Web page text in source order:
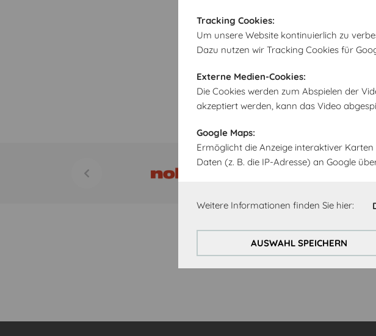
Tracking Cookies:
Um unsere Website kontinuierlich zu
Dazu nutzen wir Tracking Cookies für
Externe Medien-Cookies:
Die Cookies werden zum Abspielen der
akzeptiert werden, kann das Video
Google Maps:
Ermöglicht die Anzeige interaktiver
Daten (z. B. die IP-Adresse) an Google
Weitere Informationen finden Sie hier:
AUSWAHL SPEICHERN